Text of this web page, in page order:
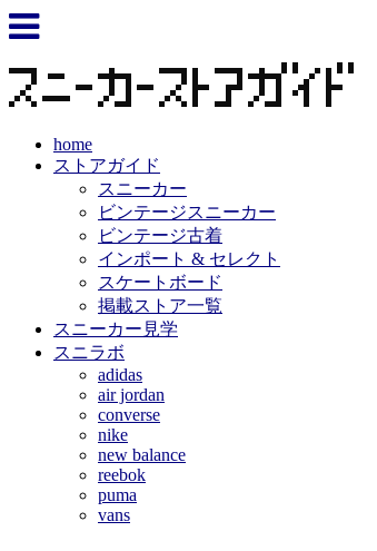
home
ストアガイド
スニーカー
ビンテージスニーカー
ビンテージ古着
インポート & セレクト
スケートボード
掲載ストア一覧
スニーカー見学
スニラボ
adidas
air jordan
converse
nike
new balance
reebok
puma
vans